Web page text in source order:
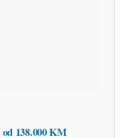
138.000 KM